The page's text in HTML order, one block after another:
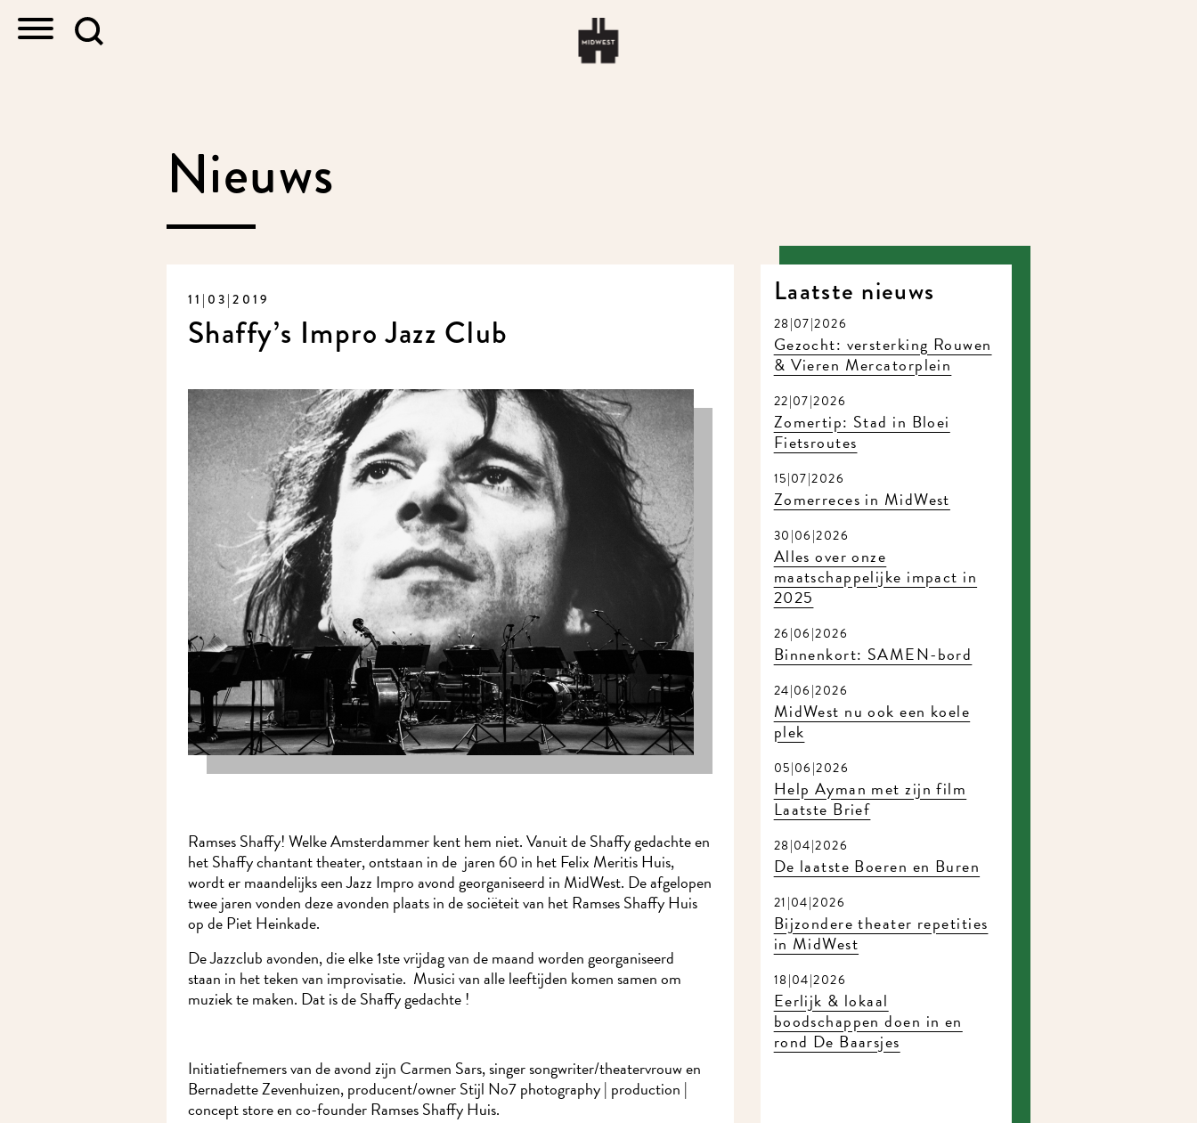
Nieuws
11|03|2019
Shaffy’s Impro Jazz Club
Ramses Shaffy! Welke Amsterdammer kent hem niet. Vanuit de Shaffy gedachte en
het Shaffy chantant theater, ontstaan in de jaren 60 in het Felix Meritis Huis,
wordt er maandelijks een Jazz Impro avond georganiseerd in MidWest. De afgelopen
twee jaren vonden deze avonden plaats in de sociëteit van het Ramses Shaffy Huis
op de Piet Heinkade.
De Jazzclub avonden, die elke 1ste vrijdag van de maand worden georganiseerd
staan in het teken van improvisatie. Musici van alle leeftijden komen samen om
muziek te maken. Dat is de Shaffy gedachte !
Initiatiefnemers van de avond zijn Carmen Sars, singer songwriter/theatervrouw en
Bernadette Zevenhuizen, producent/owner Stijl No7 photography | production |
concept store en co-founder Ramses Shaffy Huis.
Laatste nieuws
28|07|2026
Gezocht: versterking Rouwen
& Vieren Mercatorplein
22|07|2026
Zomertip: Stad in Bloei
Fietsroutes
15|07|2026
Zomerreces in MidWest
30|06|2026
Alles over onze
maatschappelijke impact in
2025
26|06|2026
Binnenkort: SAMEN-bord
24|06|2026
MidWest nu ook een koele
plek
05|06|2026
Help Ayman met zijn film
Laatste Brief
28|04|2026
De laatste Boeren en Buren
21|04|2026
Bijzondere theater repetities
in MidWest
18|04|2026
Eerlijk & lokaal
boodschappen doen in en
rond De Baarsjes